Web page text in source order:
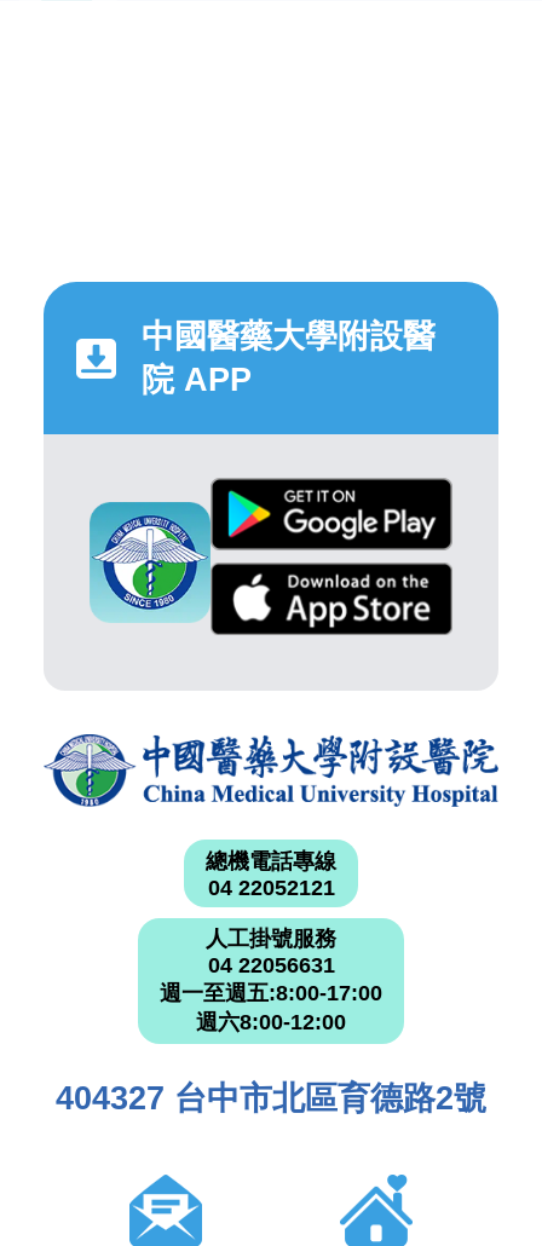
中國醫藥大學附設醫
院 APP
總機電話專線
04 22052121
人工掛號服務
04 22056631
週一至週五:8:00-17:00
週六8:00-12:00
404327 台中市北區育德路2號